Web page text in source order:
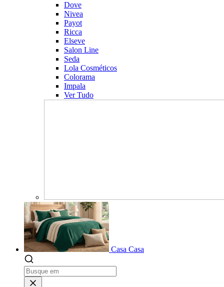
Dove
Nivea
Payot
Ricca
Elseve
Salon Line
Seda
Lola Cosméticos
Colorama
Impala
Ver Tudo
Casa Casa